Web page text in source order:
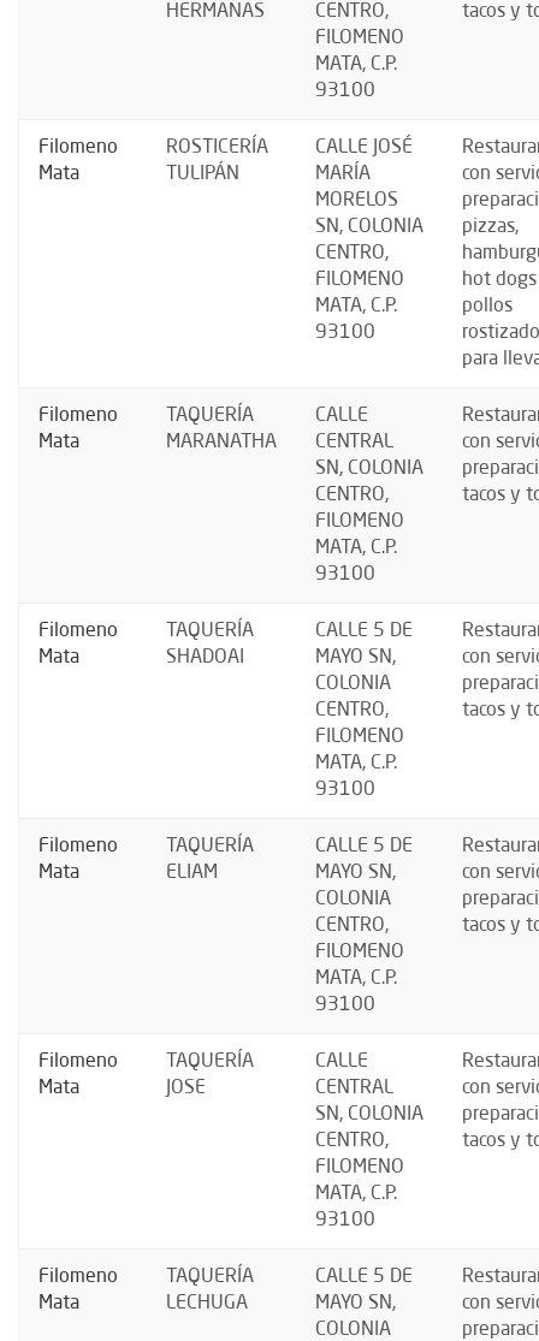
HERMANAS
CENTRO,
FILOMENO
MATA, C.P.
93100
tacos y
Filomeno
Mata
ROSTICERÍA
TULIPÁN
CALLE JOSÉ
MARÍA
MORELOS
SN, COLONIA
CENTRO,
FILOMENO
MATA, C.P.
93100
con
pizzas,
hot
pollos
para
Filomeno
Mata
TAQUERÍA
MARANATHA
CALLE
CENTRAL
SN, COLONIA
CENTRO,
FILOMENO
MATA, C.P.
93100
con
tacos y
Filomeno
Mata
TAQUERÍA
SHADOAI
CALLE 5 DE
MAYO SN,
COLONIA
CENTRO,
FILOMENO
MATA, C.P.
93100
con
tacos y
Filomeno
Mata
TAQUERÍA
ELIAM
CALLE 5 DE
MAYO SN,
COLONIA
CENTRO,
FILOMENO
MATA, C.P.
93100
con
tacos y
Filomeno
Mata
TAQUERÍA
JOSE
CALLE
CENTRAL
SN, COLONIA
CENTRO,
FILOMENO
MATA, C.P.
93100
con
tacos y
Filomeno
Mata
TAQUERÍA
LECHUGA
CALLE 5 DE
MAYO SN,
COLONIA
con